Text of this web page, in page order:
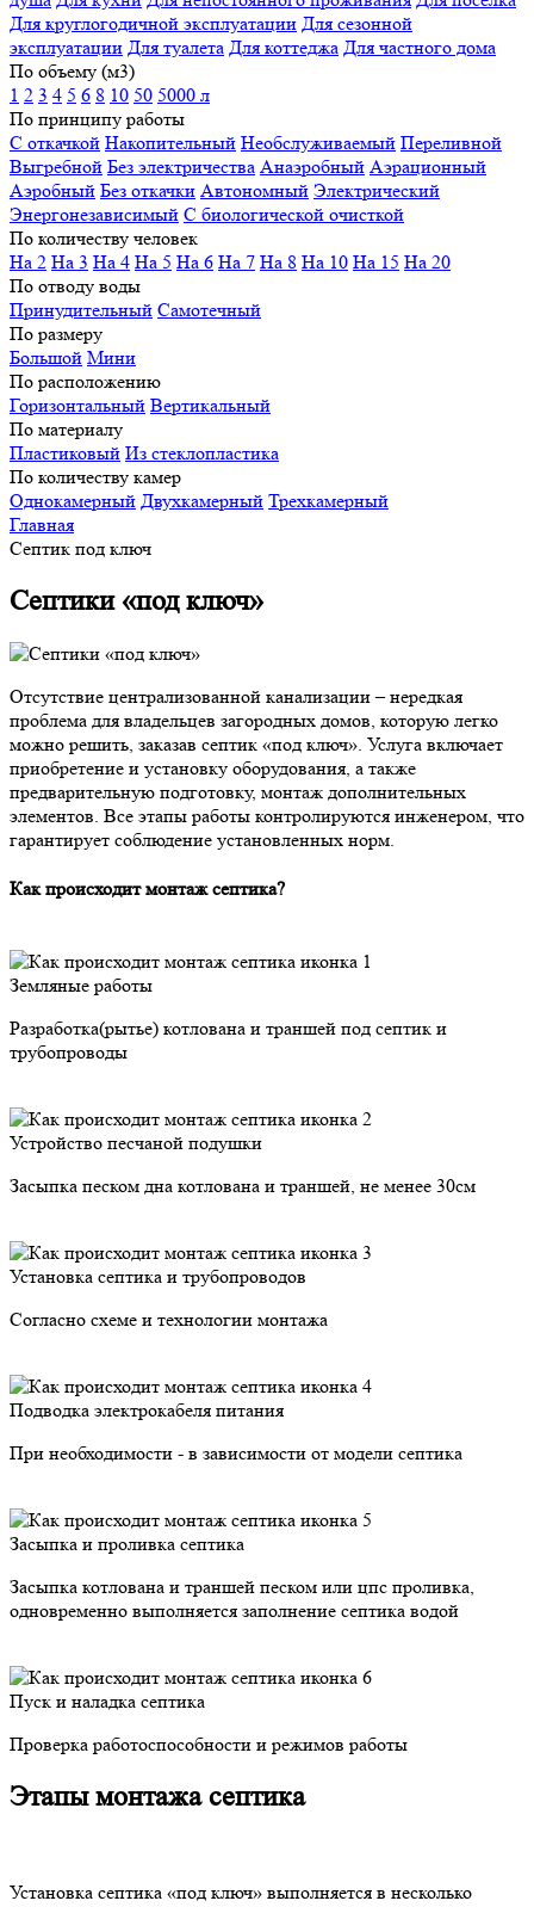
Для круглогодичной эксплуатации Для сезонной
эксплуатации Для туалета Для коттеджа Для частного дома
По объему (м3)
1 2 3 4 5 6 8 10 50 5000 л
По принципу работы
С откачкой Накопительный Необслуживаемый Переливной
Выгребной Без электричества Анаэробный Аэрационный
Аэробный Без откачки Автономный Электрический
Энергонезависимый С биологической очисткой
По количеству человек
На 2 На 3 На 4 На 5 На 6 На 7 На 8 На 10 На 15 На 20
По отводу воды
Принудительный Самотечный
По размеру
Большой Мини
По расположению
Горизонтальный Вертикальный
По материалу
Пластиковый Из стеклопластика
По количеству камер
Однокамерный Двухкамерный Трехкамерный
Главная
Септик под ключ
Септики «под ключ»
Отсутствие централизованной канализации – нередкая
проблема для владельцев загородных домов, которую легко
можно решить, заказав септик «под ключ». Услуга включает
приобретение и установку оборудования, а также
предварительную подготовку, монтаж дополнительных
элементов. Все этапы работы контролируются инженером, что
гарантирует соблюдение установленных норм.
Как происходит монтаж септика?
Земляные работы
Разработка(рытье) котлована и траншей под септик и
трубопроводы
Устройство песчаной подушки
Засыпка песком дна котлована и траншей, не менее 30см
Установка септика и трубопроводов
Согласно схеме и технологии монтажа
Подводка электрокабеля питания
При необходимости - в зависимости от модели септика
Засыпка и проливка септика
Засыпка котлована и траншей песком или цпс проливка,
одновременно выполняется заполнение септика водой
Пуск и наладка септика
Проверка работоспособности и режимов работы
Этапы монтажа септика
Установка септика «под ключ» выполняется в несколько